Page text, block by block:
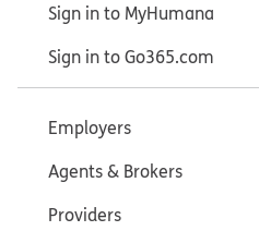
Sign in to MyHumana
Sign in to Go365.com
Employers
Agents & Brokers
Providers